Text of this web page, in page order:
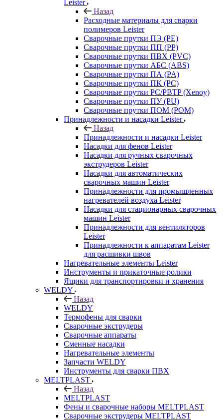
Leister
Назад
Расходные материалы для сварки
полимеров Leister
Сварочные прутки ПЭ (PE)
Сварочные прутки ПП (PP)
Сварочные прутки ПВХ (PVC)
Сварочные прутки АБС (ABS)
Сварочные прутки ПА (PA)
Сварочные прутки ПК (PC)
Сварочные прутки PC/PBTP (Xenoy)
Сварочные прутки ПУ (PU)
Сварочные прутки ПОМ (POM)
Принадлежности и насадки Leister
Назад
Принадлежности и насадки Leister
Насадки для фенов Leister
Насадки для ручных сварочных
экструдеров Leister
Насадки для автоматических
сварочных машин Leister
Принадлежности для промышленных
нагревателей воздуха Leister
Насадки для стационарных сварочных
машин Leister
Принадлежности для вентиляторов
Leister
Принадлежности к аппаратам Leister
для расшивки швов
Нагревательные элементы Leister
Инструменты и прикаточные ролики
Ящики для транспортировки и хранения
WELDY
Назад
WELDY
Термофены для сварки
Сварочные экструдеры
Сварочные аппараты
Сменные насадки
Нагревательные элементы
Запчасти WELDY
Инструменты для сварки ПВХ
MELTPLAST
Назад
MELTPLAST
Фены и сварочные наборы MELTPLAST
Сварочные экструдеры MELTPLAST